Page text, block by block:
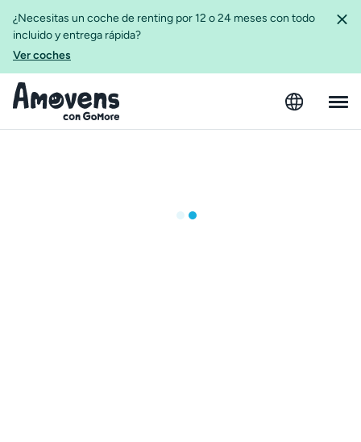
¿Necesitas un coche de renting por 12 o 24 meses con todo
incluido y entrega rápida?
Ver coches